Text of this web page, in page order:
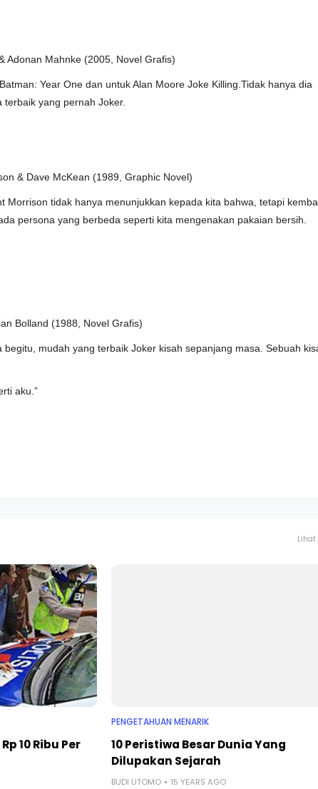
Adonan Mahnke (2005, Novel Grafis)
Year One dan untuk Alan Moore Joke Killing.Tidak hanya dia
yang pernah Joker.
& Dave McKean (1989, Graphic Novel)
tidak hanya menunjukkan kepada kita bahwa, tetapi
persona yang berbeda seperti kita mengenakan pakaian bersih.
Bolland (1988, Novel Grafis)
mudah yang terbaik Joker kisah sepanjang masa. Sebuah
aku.”
10 Ribu Per
PENGETAHUAN MENARIK
10 Peristiwa Besar Dunia Yang
Dilupakan Sejarah
BUDI UTOMO 15 YEARS AGO